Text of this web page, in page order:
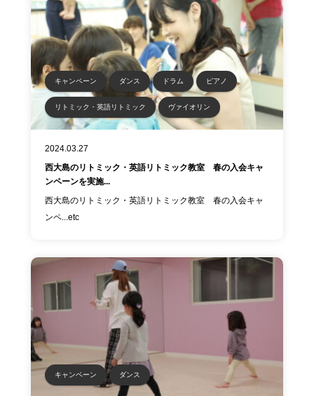
キャンペーン ダンス ドラム ピアノ
リトミック・英語リトミック ヴァイオリン
2024.03.27
西大島のリトミック・英語リトミック教室 春の入会キャ
ンペーンを実施...
西大島のリトミック・英語リトミック教室 春の入会キャ
ンペ...etc
キャンペーン ダンス